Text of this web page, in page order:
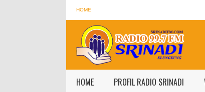
HOME
HOME PROFIL RADIO SRINADI